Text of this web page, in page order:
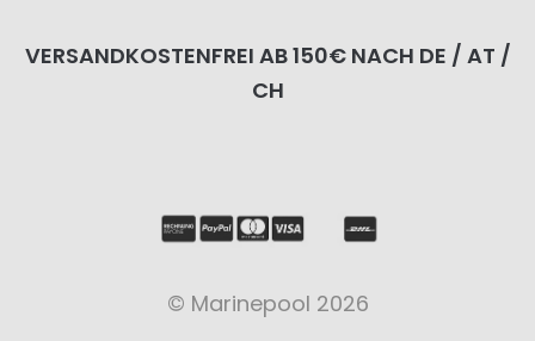
VERSANDKOSTENFREI AB 150€ NACH DE / AT /
CH
© Marinepool 2026